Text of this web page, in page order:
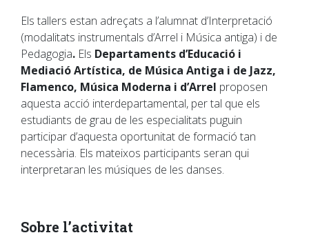
Els tallers estan adreçats a l’alumnat d’Interpretació
(modalitats instrumentals d’Arrel i Música antiga) i de
Pedagogia. Els Departaments d’Educació i
Mediació Artística, de Música Antiga i de Jazz,
Flamenco, Música Moderna i d’Arrel proposen
aquesta acció interdepartamental, per tal que els
estudiants de grau de les especialitats puguin
participar d’aquesta oportunitat de formació tan
necessària. Els mateixos participants seran qui
interpretaran les músiques de les danses.
Sobre l’activitat